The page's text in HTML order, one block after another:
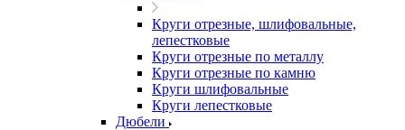
Круги отрезные, шлифовальные,
лепестковые
Круги отрезные по металлу
Круги отрезные по камню
Круги шлифовальные
Круги лепестковые
Дюбели